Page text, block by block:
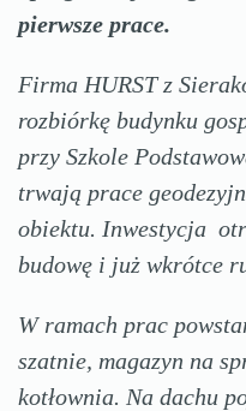
pierwsze prace.
Firma HURST z
rozbiórkę budynku
przy Szkole
trwają prace
obiektu. Inwestycja
budowę i już wkrótce
W ramach prac
szatnie, magazyn na
kotłownia. Na dachu